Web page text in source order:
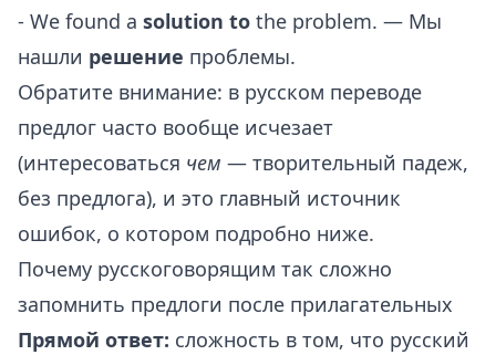
- We found a solution to the problem. — Мы
нашли решение проблемы.
Обратите внимание: в русском переводе
предлог часто вообще исчезает
(интересоваться чем — творительный падеж,
без предлога), и это главный источник
ошибок, о котором подробно ниже.
Почему русскоговорящим так сложно
запомнить предлоги после прилагательных
Прямой ответ: сложность в том, что русский